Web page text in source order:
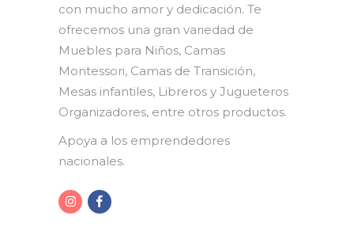
con mucho amor y dedicación. Te
ofrecemos una gran variedad de
Muebles para Niños, Camas
Montessori, Camas de Transición,
Mesas infantiles, Libreros y Jugueteros
Organizadores, entre otros productos.
Apoya a los emprendedores
nacionales.